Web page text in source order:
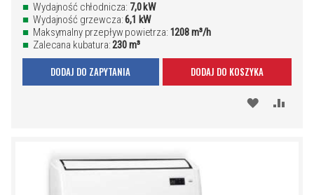
Wydajność chłodnicza: 7,0 kW
Wydajność grzewcza:6,1 kW
Maksymalny przepływ powietrza: 1208 m³/h
Zalecana kubatura:230 m³
DODAJ DO KOSZYKA
DODAJ DO ZAPYTANIA
DODAJ